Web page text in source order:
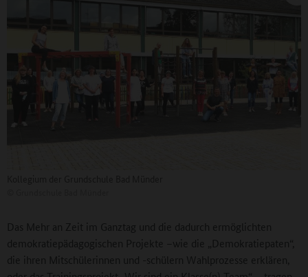
Das Mehr an Zeit im Ganztag und die dadurch ermöglichten
demokratiepädagogischen Projekte –wie die „Demokratiepaten“,
die ihren Mitschülerinnen und -schülern Wahlprozesse erklären,